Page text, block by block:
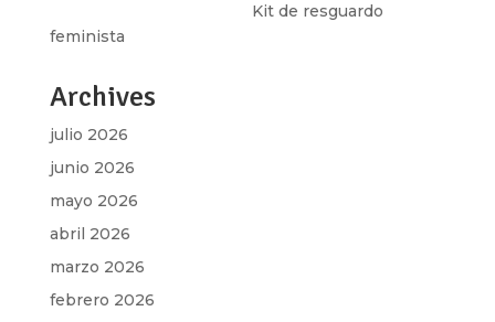
Kit de resguardo
feminista
Archives
julio 2026
junio 2026
mayo 2026
abril 2026
marzo 2026
febrero 2026